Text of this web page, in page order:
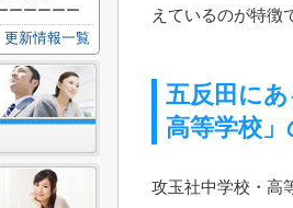
えているのが特徴
五反田にあ
高等学校
攻玉社中学校・高
ーーーーー
更新情報一覧